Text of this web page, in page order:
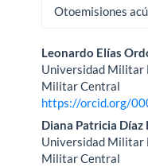
Otoemisiones
principal
del
artículo
Leonardo Elías
Universidad Militar
Militar Central
https://orcid.org/
Diana Patricia Díaz
Universidad Militar
Militar Central